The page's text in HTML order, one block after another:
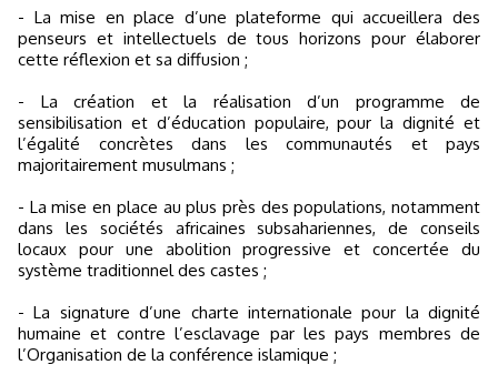
- La mise en place d’une plateforme qui accueillera des
penseurs et intellectuels de tous horizons pour élaborer
cette réflexion et sa diffusion ;
- La création et la réalisation d’un programme de
sensibilisation et d’éducation populaire, pour la dignité et
l’égalité concrètes dans les communautés et pays
majoritairement musulmans ;
- La mise en place au plus près des populations, notamment
dans les sociétés africaines subsahariennes, de conseils
locaux pour une abolition progressive et concertée du
système traditionnel des castes ;
- La signature d’une charte internationale pour la dignité
humaine et contre l’esclavage par les pays membres de
l’Organisation de la conférence islamique ;